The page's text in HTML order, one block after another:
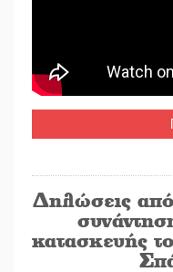
Δηλώσεις
κατασκευής